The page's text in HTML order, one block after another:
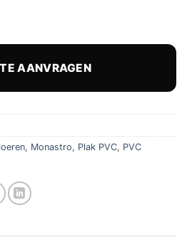
AANVRAGEN
, Monastro, Plak PVC, PVC